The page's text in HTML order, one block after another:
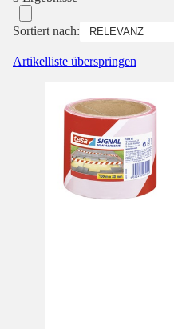
Sortiert nach:
Artikelliste überspringen